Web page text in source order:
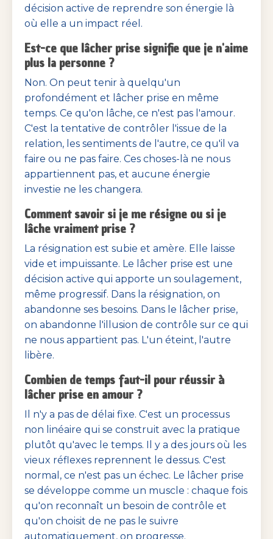
décision active de reprendre son énergie là
où elle a un impact réel.
Est-ce que lâcher prise signifie que je n'aime
plus la personne ?
Non. On peut tenir à quelqu'un
profondément et lâcher prise en même
temps. Ce qu'on lâche, ce n'est pas l'amour.
C'est la tentative de contrôler l'issue de la
relation, les sentiments de l'autre, ce qu'il va
faire ou ne pas faire. Ces choses-là ne nous
appartiennent pas, et aucune énergie
investie ne les changera.
Comment savoir si je me résigne ou si je
lâche vraiment prise ?
La résignation est subie et amère. Elle laisse
vide et impuissante. Le lâcher prise est une
décision active qui apporte un soulagement,
même progressif. Dans la résignation, on
abandonne ses besoins. Dans le lâcher prise,
on abandonne l'illusion de contrôle sur ce qui
ne nous appartient pas. L'un éteint, l'autre
libère.
Combien de temps faut-il pour réussir à
lâcher prise en amour ?
Il n'y a pas de délai fixe. C'est un processus
non linéaire qui se construit avec la pratique
plutôt qu'avec le temps. Il y a des jours où les
vieux réflexes reprennent le dessus. C'est
normal, ce n'est pas un échec. Le lâcher prise
se développe comme un muscle : chaque fois
qu'on reconnaît un besoin de contrôle et
qu'on choisit de ne pas le suivre
automatiquement, on progresse.